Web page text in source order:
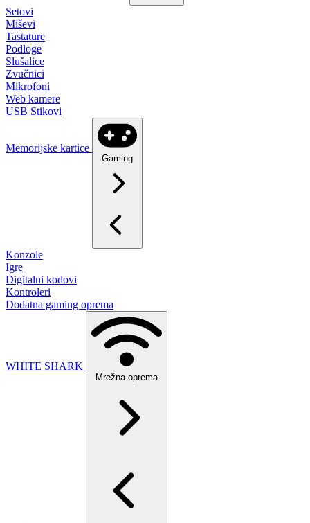
Setovi
Miševi
Tastature
Podloge
Slušalice
Zvučnici
Mikrofoni
Web kamere
USB Stikovi
Memorijske kartice
Gaming
Konzole
Igre
Digitalni kodovi
Kontroleri
Dodatna gaming oprema
WHITE SHARK
Mrežna oprema